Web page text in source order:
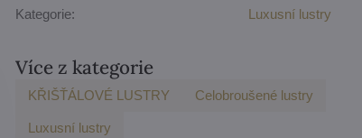
Kategorie: Luxusní lustry
Více z kategorie
KŘIŠŤÁLOVÉ LUSTRY Celobroušené lustry
Luxusní lustry